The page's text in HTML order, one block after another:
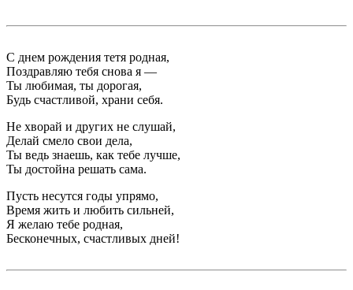
С днем рождения тетя родная,
Поздравляю тебя снова я —
Ты любимая, ты дорогая,
Будь счастливой, храни себя.
Не хворай и других не слушай,
Делай смело свои дела,
Ты ведь знаешь, как тебе лучше,
Ты достойна решать сама.
Пусть несутся годы упрямо,
Время жить и любить сильней,
Я желаю тебе родная,
Бесконечных, счастливых дней!